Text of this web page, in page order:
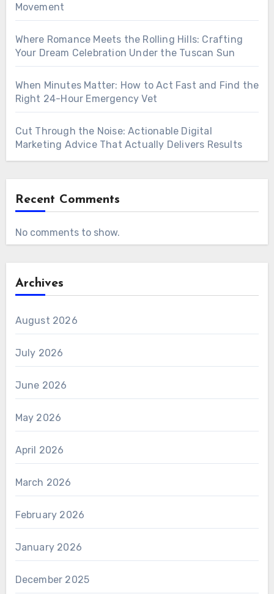
Movement
Where Romance Meets the Rolling Hills: Crafting
Your Dream Celebration Under the Tuscan Sun
When Minutes Matter: How to Act Fast and Find the
Right 24-Hour Emergency Vet
Cut Through the Noise: Actionable Digital
Marketing Advice That Actually Delivers Results
Recent Comments
No comments to show.
Archives
August 2026
July 2026
June 2026
May 2026
April 2026
March 2026
February 2026
January 2026
December 2025